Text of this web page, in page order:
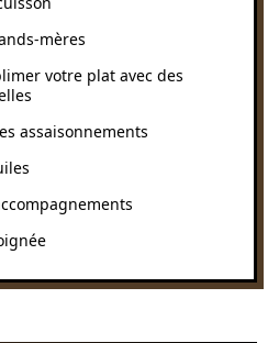
mères
votre plat avec des
assaisonnements